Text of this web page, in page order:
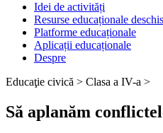
Idei de activități
Resurse educaționale
Platforme educaționale
Aplicații educaționale
Despre
Educaţie civică > Clasa a IV-a >
Să aplanăm